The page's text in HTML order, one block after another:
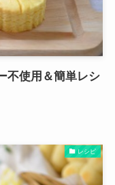
不使用＆簡単レシ
レシピ